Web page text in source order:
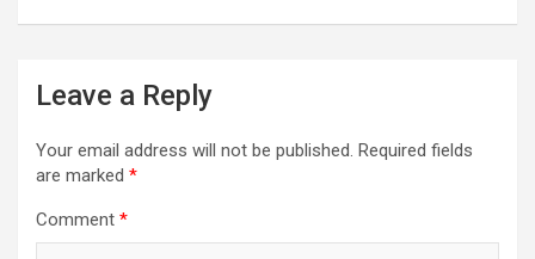
Leave a Reply
Your email address will not be published. Required fields
are marked *
Comment *